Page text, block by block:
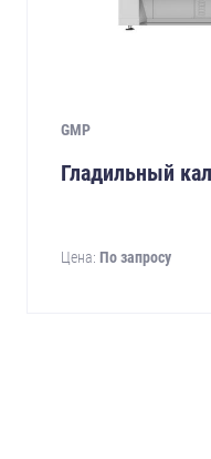
GMP
Гладильный
Цена:По запросу